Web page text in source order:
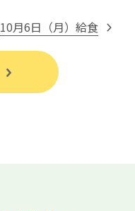
10月6日（月）給食